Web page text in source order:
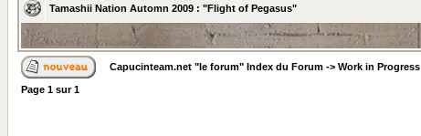
Tamashii Nation Automn 2009 : "Flight of Pegasus"
Capucinteam.net "le forum" Index du Forum -> Work in Progress
Page 1 sur1